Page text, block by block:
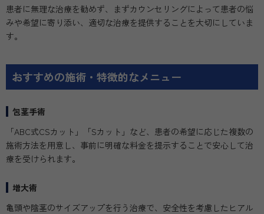
患者に無理な治療を勧めず、まずカウンセリングによって患者の悩
みや希望に寄り添い、適切な治療を提供することを大切にしていま
す。
おすすめの施術・特徴的なメニュー
包茎手術
「ABC式CSカット」「Sカット」など、患者の希望に応じた複数の
施術方法を用意し、事前に明確な料金を提示することで安心して治
療を受けられます。
増大術
亀頭や陰茎のサイズアップを行う治療で、安全性を考慮したヒアル